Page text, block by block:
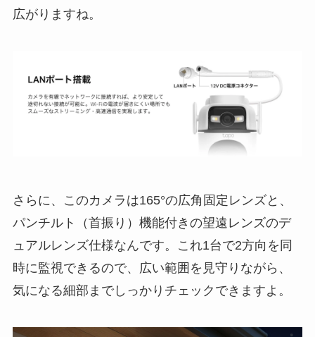
広がりますね。
さらに、このカメラは165°の広角固定レンズと、
パンチルト（首振り）機能付きの望遠レンズのデ
ュアルレンズ仕様なんです。これ1台で2方向を同
時に監視できるので、広い範囲を見守りながら、
気になる細部までしっかりチェックできますよ。